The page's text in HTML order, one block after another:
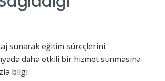
sunarak eğitim süreçlerini
daha etkili bir hizmet sunmasına
bilgi.